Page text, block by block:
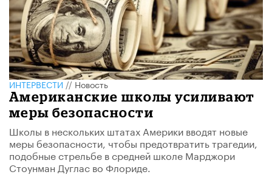
ИНТЕРВЕСТИ//Новость
Американские школы усиливают
меры безопасности
Школы в нескольких штатах Америки вводят новые
меры безопасности, чтобы предотвратить трагедии,
подобные стрельбе в средней школе Марджори
Стоунман Дуглас во Флориде.